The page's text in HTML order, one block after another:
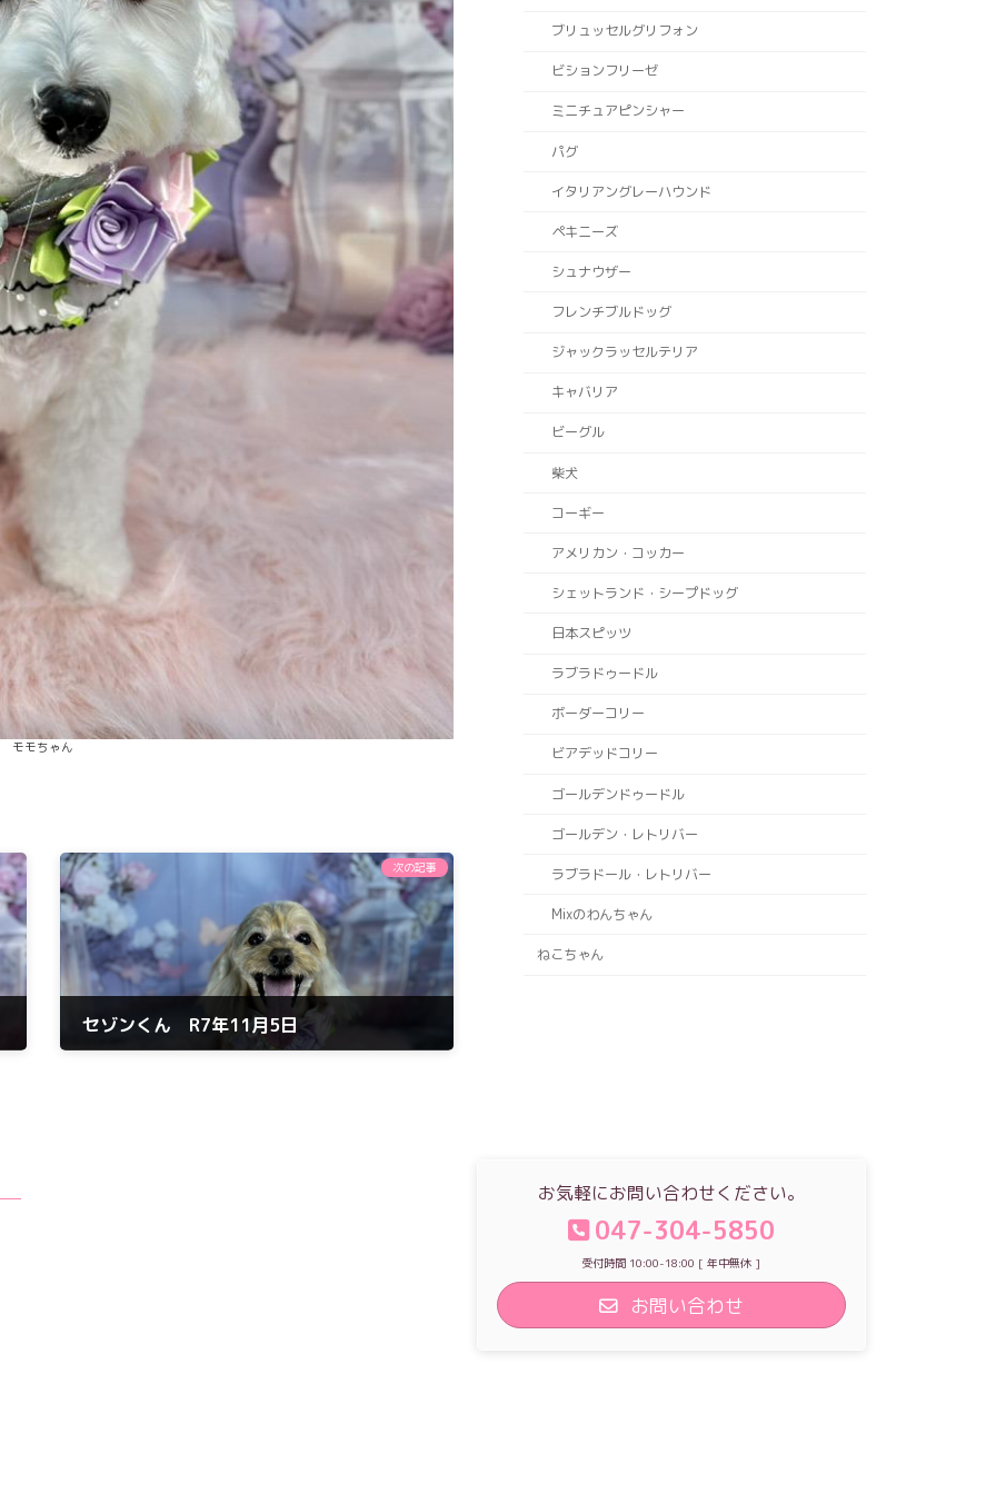
モモちゃん
次の記事
セゾンくん R7年11月5日
ブリュッセルグリフォン
ビションフリーゼ
ミニチュアピンシャー
パグ
イタリアングレーハウンド
ペキニーズ
シュナウザー
フレンチブルドッグ
ジャックラッセルテリア
キャバリア
ビーグル
柴犬
コーギー
アメリカン・コッカー
シェットランド・シープドッグ
日本スピッツ
ラブラドゥードル
ボーダーコリー
ビアデッドコリー
ゴールデンドゥードル
ゴールデン・レトリバー
ラブラドール・レトリバー
Mixのわんちゃん
ねこちゃん
お気軽にお問い合わせください。
047-304-5850
受付時間 10:00-18:00 [ 年中無休 ]
お問い合わせ